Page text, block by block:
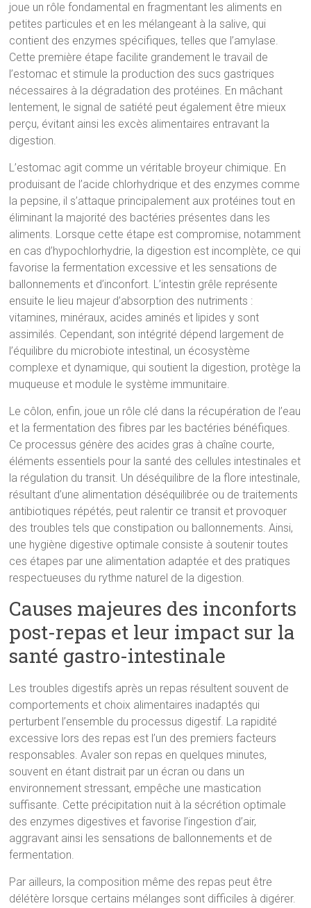
joue un rôle fondamental en fragmentant les aliments en
petites particules et en les mélangeant à la salive, qui
contient des enzymes spécifiques, telles que l’amylase.
Cette première étape facilite grandement le travail de
l’estomac et stimule la production des sucs gastriques
nécessaires à la dégradation des protéines. En mâchant
lentement, le signal de satiété peut également être mieux
perçu, évitant ainsi les excès alimentaires entravant la
digestion.
L’estomac agit comme un véritable broyeur chimique. En
produisant de l’acide chlorhydrique et des enzymes comme
la pepsine, il s’attaque principalement aux protéines tout en
éliminant la majorité des bactéries présentes dans les
aliments. Lorsque cette étape est compromise, notamment
en cas d’hypochlorhydrie, la digestion est incomplète, ce qui
favorise la fermentation excessive et les sensations de
ballonnements et d’inconfort. L’intestin grêle représente
ensuite le lieu majeur d’absorption des nutriments :
vitamines, minéraux, acides aminés et lipides y sont
assimilés. Cependant, son intégrité dépend largement de
l’équilibre du microbiote intestinal, un écosystème
complexe et dynamique, qui soutient la digestion, protège la
muqueuse et module le système immunitaire.
Le côlon, enfin, joue un rôle clé dans la récupération de l’eau
et la fermentation des fibres par les bactéries bénéfiques.
Ce processus génère des acides gras à chaîne courte,
éléments essentiels pour la santé des cellules intestinales et
la régulation du transit. Un déséquilibre de la flore intestinale,
résultant d’une alimentation déséquilibrée ou de traitements
antibiotiques répétés, peut ralentir ce transit et provoquer
des troubles tels que constipation ou ballonnements. Ainsi,
une hygiène digestive optimale consiste à soutenir toutes
ces étapes par une alimentation adaptée et des pratiques
respectueuses du rythme naturel de la digestion.
Causes majeures des inconforts
post-repas et leur impact sur la
santé gastro-intestinale
Les troubles digestifs après un repas résultent souvent de
comportements et choix alimentaires inadaptés qui
perturbent l’ensemble du processus digestif. La rapidité
excessive lors des repas est l’un des premiers facteurs
responsables. Avaler son repas en quelques minutes,
souvent en étant distrait par un écran ou dans un
environnement stressant, empêche une mastication
suffisante. Cette précipitation nuit à la sécrétion optimale
des enzymes digestives et favorise l’ingestion d’air,
aggravant ainsi les sensations de ballonnements et de
fermentation.
Par ailleurs, la composition même des repas peut être
délétère lorsque certains mélanges sont difficiles à digérer.